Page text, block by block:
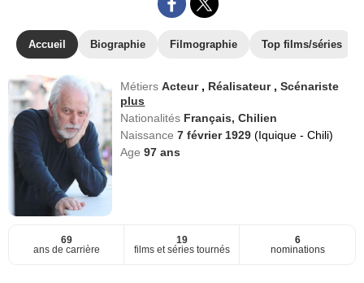
Accueil Biographie Filmographie Top films/séries
MétiersActeur , Réalisateur ,Scénariste
plus
Nationalités Français, Chilien
Naissance7 février 1929(Iquique - Chili)
Age97 ans
69
ans de carrière
19
films et séries tournés
6
nominations